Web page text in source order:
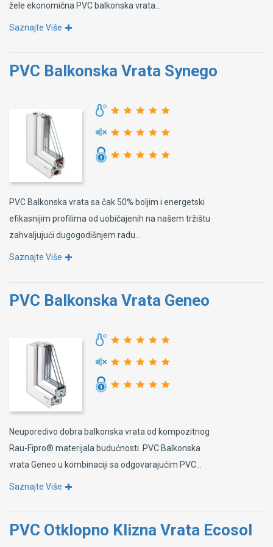
žele ekonomična PVC balkonska vrata...
Saznajte Više
PVC Balkonska Vrata Synego
PVC Balkonska vrata sa čak 50% boljim i energetski
efikasnijim profilima od uobičajenih na našem tržištu
zahvaljujući dugogodišnjem radu...
Saznajte Više
PVC Balkonska Vrata Geneo
Neuporedivo dobra balkonska vrata od kompozitnog
Rau-Fipro® materijala budućnosti. PVC Balkonska
vrata Geneo u kombinaciji sa odgovarajućim PVC...
Saznajte Više
PVC Otklopno Klizna Vrata Ecosol